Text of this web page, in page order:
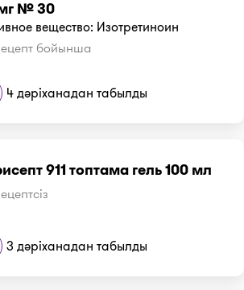
№ 30
вещество: Изотретиноин
бойынша
4 дәріханадан табылды
911 топтама гель 100 мл
3 дәріханадан табылды